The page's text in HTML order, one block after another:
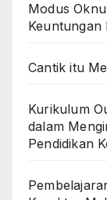
Modus
Keuntungan
Cantik itu
Kurikulum
dalam
Pendidikan